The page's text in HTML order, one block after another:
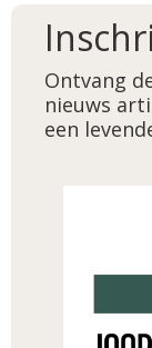
Ontvang
nieuws
een